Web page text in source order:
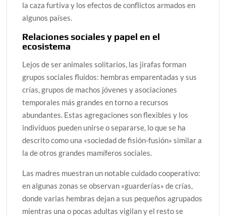
la caza furtiva y los efectos de conflictos armados en
algunos países.
Relaciones sociales y papel en el
ecosistema
Lejos de ser animales solitarios, las jirafas forman
grupos sociales fluidos: hembras emparentadas y sus
crías, grupos de machos jóvenes y asociaciones
temporales más grandes en torno a recursos
abundantes. Estas agregaciones son flexibles y los
individuos pueden unirse o separarse, lo que se ha
descrito como una «sociedad de fisión-fusión» similar a
la de otros grandes mamíferos sociales.
Las madres muestran un notable cuidado cooperativo:
en algunas zonas se observan «guarderías» de crías,
donde varias hembras dejan a sus pequeños agrupados
mientras una o pocas adultas vigilan y el resto se